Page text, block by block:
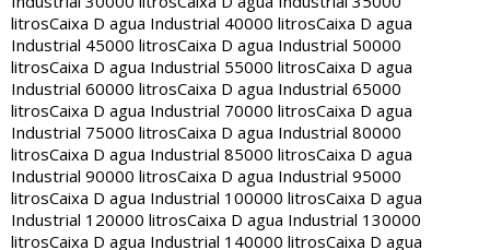
litrosCaixa D agua Industrial 40000 litrosCaixa D agua
Industrial 45000 litrosCaixa D agua Industrial 50000
litrosCaixa D agua Industrial 55000 litrosCaixa D agua
Industrial 60000 litrosCaixa D agua Industrial 65000
litrosCaixa D agua Industrial 70000 litrosCaixa D agua
Industrial 75000 litrosCaixa D agua Industrial 80000
litrosCaixa D agua Industrial 85000 litrosCaixa D agua
Industrial 90000 litrosCaixa D agua Industrial 95000
litrosCaixa D agua Industrial 100000 litrosCaixa D agua
Industrial 120000 litrosCaixa D agua Industrial 130000
litrosCaixa D agua Industrial 140000 litrosCaixa D agua